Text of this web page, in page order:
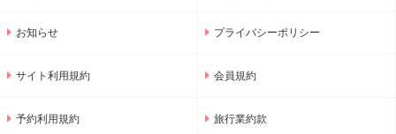
お知らせ プライバシーポリシー
サイト利用規約 会員規約
予約利用規約 旅行業約款